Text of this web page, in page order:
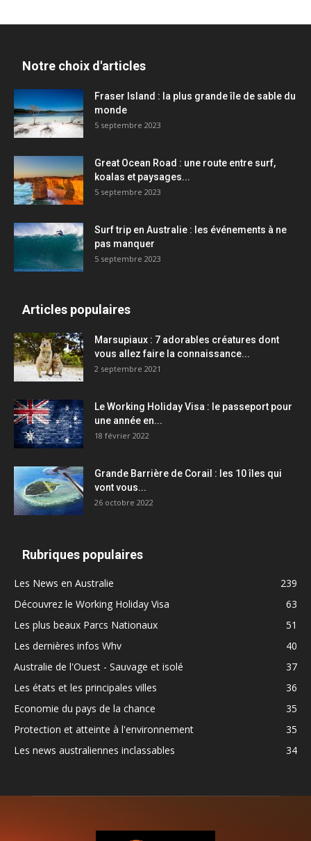
Notre choix d'articles
Fraser Island : la plus grande île de sable du
monde
5 septembre 2023
Great Ocean Road : une route entre surf,
koalas et paysages...
5 septembre 2023
Surf trip en Australie : les événements à ne
pas manquer
5 septembre 2023
Articles populaires
Marsupiaux : 7 adorables créatures dont
vous allez faire la connaissance...
2 septembre 2021
Le Working Holiday Visa : le passeport pour
une année en...
18 février 2022
Grande Barrière de Corail : les 10 îles qui
vont vous...
26 octobre 2022
Rubriques populaires
Les News en Australie
239
Découvrez le Working Holiday Visa
63
Les plus beaux Parcs Nationaux
51
Les dernières infos Whv
40
Australie de l'Ouest - Sauvage et isolé
37
Les états et les principales villes
36
Economie du pays de la chance
35
Protection et atteinte à l'environnement
35
Les news australiennes inclassables
34